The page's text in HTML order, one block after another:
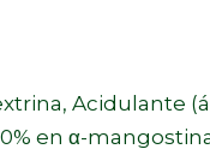
Acidulante
en α-